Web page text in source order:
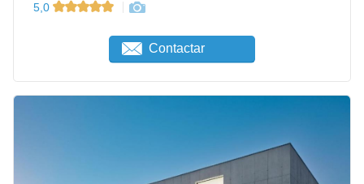
5,0
Contactar